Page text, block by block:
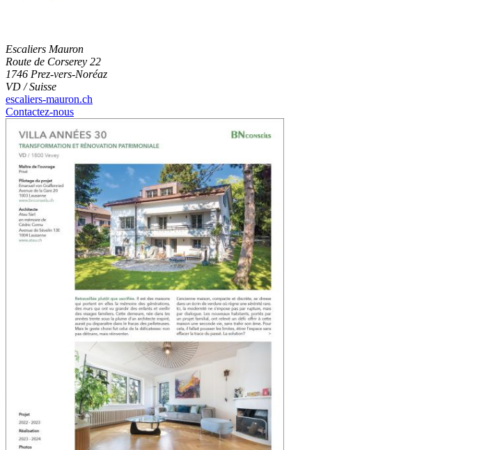
Escaliers Mauron
Route de Corserey 22
1746 Prez-vers-Noréaz
VD / Suisse
escaliers-mauron.ch
Contactez-nous